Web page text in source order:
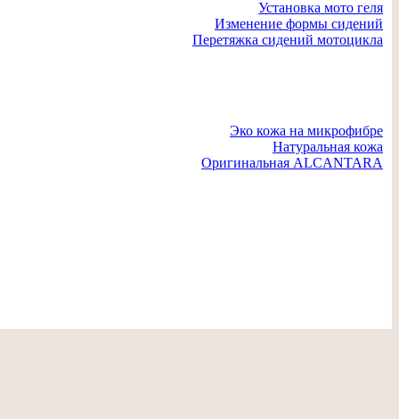
Установка мото геля
Изменение формы сидений
Перетяжка сидений мотоцикла
Эко кожа на микрофибре
Натуральная кожа
Оригинальная ALCANTARA